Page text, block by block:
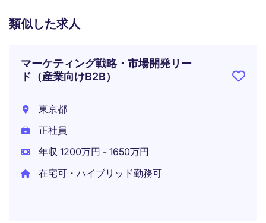
類似した求人
マーケティング戦略・市場開発リー
ド（産業向けB2B）
東京都
正社員
年収 1200万円 - 1650万円
在宅可・ハイブリッド勤務可